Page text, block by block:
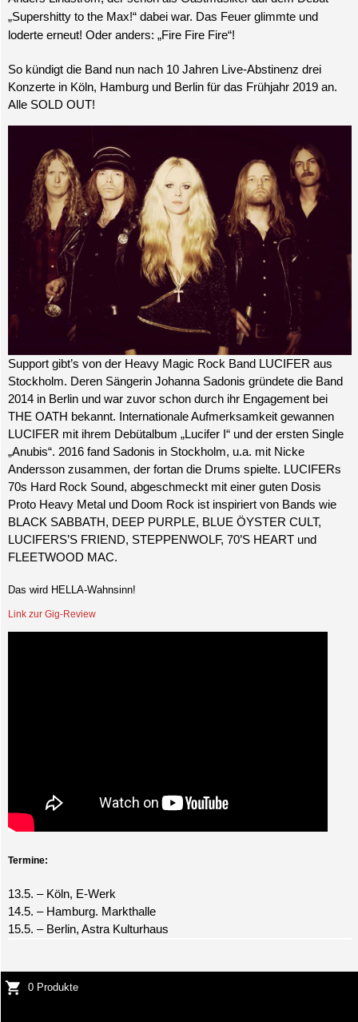
„Supershitty to the Max!“ dabei war. Das Feuer glimmte und
loderte erneut! Oder anders: „Fire Fire Fire“!
So kündigt die Band nun nach 10 Jahren Live-Abstinenz drei
Konzerte in Köln, Hamburg und Berlin für das Frühjahr 2019 an.
Alle SOLD OUT!
Support gibt’s von der Heavy Magic Rock Band LUCIFER aus
Stockholm. Deren Sängerin Johanna Sadonis gründete die Band
2014 in Berlin und war zuvor schon durch ihr Engagement bei
THE OATH bekannt. Internationale Aufmerksamkeit gewannen
LUCIFER mit ihrem Debütalbum „Lucifer I“ und der ersten Single
„Anubis“. 2016 fand Sadonis in Stockholm, u.a. mit Nicke
Andersson zusammen, der fortan die Drums spielte. LUCIFERs
70s Hard Rock Sound, abgeschmeckt mit einer guten Dosis
Proto Heavy Metal und Doom Rock ist inspiriert von Bands wie
BLACK SABBATH, DEEP PURPLE, BLUE ÖYSTER CULT,
LUCIFERS’S FRIEND, STEPPENWOLF, 70’S HEART und
FLEETWOOD MAC.
Das wird HELLA-Wahnsinn!
Link zur Gig-Review
Termine:
13.5. – Köln, E-Werk
14.5. – Hamburg. Markthalle
15.5. – Berlin, Astra Kulturhaus
0 Produkte